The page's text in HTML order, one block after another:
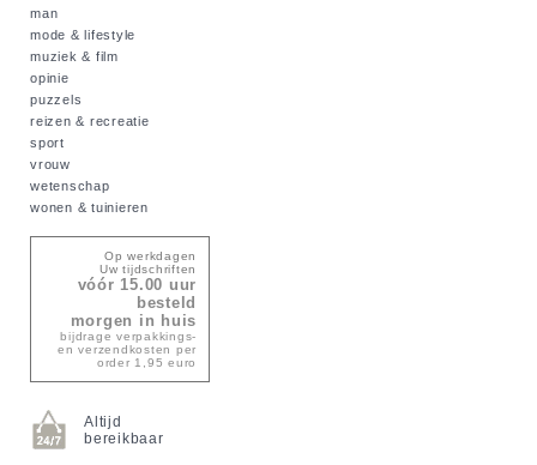
man
mode & lifestyle
muziek & film
opinie
puzzels
reizen & recreatie
sport
vrouw
wetenschap
wonen & tuinieren
Op werkdagen
Uw tijdschriften
vóór 15.00 uur
besteld
morgen in huis
bijdrage verpakkings-
en verzendkosten per
order 1,95 euro
Altijd
bereikbaar